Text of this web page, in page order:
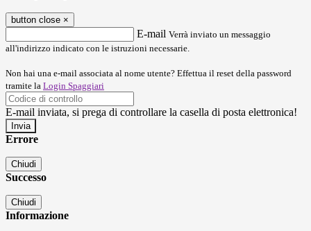
button close ×
E-mail Verrà inviato un messaggio
all'indirizzo indicato con le istruzioni necessarie.
Non hai una e-mail associata al nome utente? Effettua il reset della password
tramite la Login Spaggiari
E-mail inviata, si prega di controllare la casella di posta elettronica!
Errore
Chiudi
Successo
Chiudi
Informazione